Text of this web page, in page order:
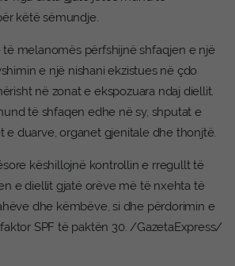
këtë sëmundje.
melanomës përfshijnë shfaqjen e një
e një nishani ekzistues në çdo
në zonat e ekspozuara ndaj diellit.
të shfaqen edhe në sy, shputat e
e duarve, organet gjenitale dhe thonjtë.
këshillojnë kontrollin e rregullt të
e diellit gjatë orëve më të nxehta të
dhe këmbëve, si dhe përdorimin e
SPF të paktën 30. /GazetaExpress/